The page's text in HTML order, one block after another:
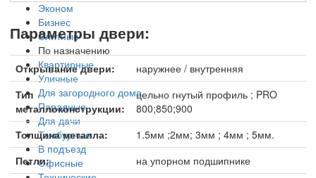
Эконом
Бизнес
Элитные
По назначению
Квартирные
Уличные
Для загородного дома
Парадные
Для дачи
Тамбурные
В подъезд
Офисные
Параметры двери:
Открывание двери:
наружнее / внутренняя
Тип
металлоконструкции:
цельно гнутый профиль ; PRO
800;850;900
Толщина металла:
1.5мм ;2мм; 3мм ; 4мм ; 5мм.
Петли:
на упорном подшипнике